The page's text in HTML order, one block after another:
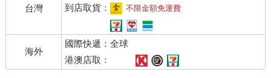
能夠「記得住」的東西。說起來很簡單，但很多人最常忽略這個
的一環，仔細想想，談話的過程當中，如果記不住的東西，又怎
麼會成為邏輯思考的內容呢？
記得住才是自己的，也才能運用邏輯推理
我有一位非常專業的品酒師朋友，熱中和我們分享品酒經驗。每
台灣
到店取貨：
不限金額免運費
海外
國際快遞：全球
港澳店取：